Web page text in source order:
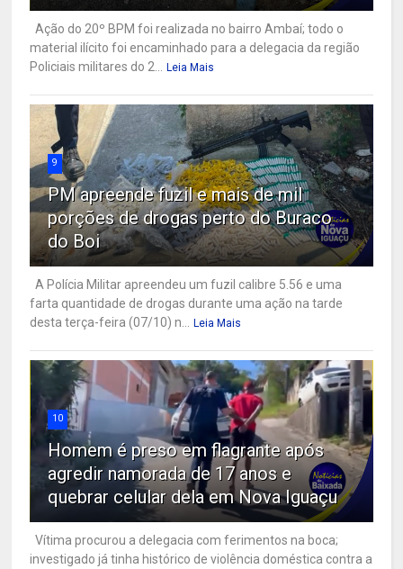
Ação do 20º BPM foi realizada no bairro Ambaí; todo o
material ilícito foi encaminhado para a delegacia da região
Policiais militares do 2...
Leia Mais
9
PM apreende fuzil e mais de mil
porções de drogas perto do Buraco
do Boi
A Polícia Militar apreendeu um fuzil calibre 5.56 e uma
farta quantidade de drogas durante uma ação na tarde
desta terça-feira (07/10) n...
Leia Mais
10
Homem é preso em flagrante após
agredir namorada de 17 anos e
quebrar celular dela em Nova Iguaçu
Vítima procurou a delegacia com ferimentos na boca;
investigado já tinha histórico de violência doméstica contra a